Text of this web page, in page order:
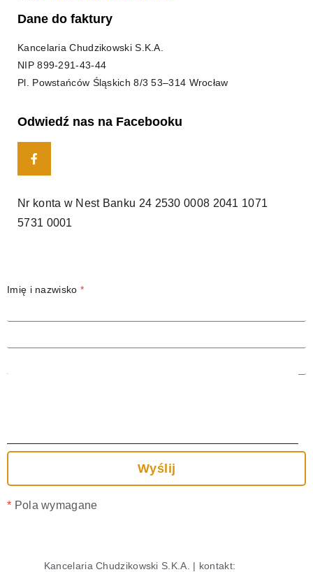
Dane do faktury
Kancelaria Chudzikowski S.K.A.
NIP899-291-43-44
Pl. Powstańców Śląskich 8/3 53–314 Wrocław
Odwiedź nas na Facebooku
Nr konta w Nest Banku 24 2530 0008 2041 1071
5731 0001
Imię i nazwisko *
* Pola wymagane
Kancelaria Chudzikowski S.K.A. | kontakt: